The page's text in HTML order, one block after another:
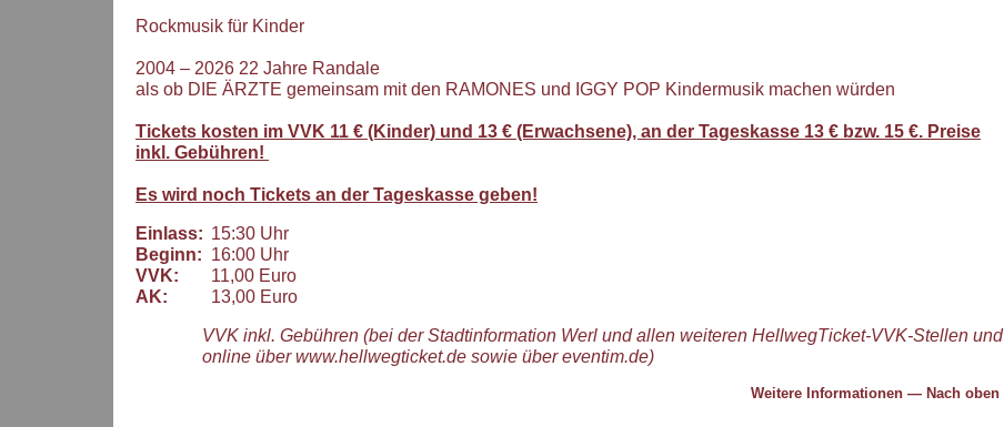
Rockmusik für Kinder
2004 – 2026 22 Jahre Randale
als ob DIE ÄRZTE gemeinsam mit den RAMONES und IGGY POP Kindermusik machen würden
Tickets kosten im VVK 11 € (Kinder) und 13 € (Erwachsene), an der Tageskasse 13 € bzw. 15 €. Preise
inkl. Gebühren!
Es wird noch Tickets an der Tageskasse geben!
Einlass: 15:30 Uhr
Beginn: 16:00 Uhr
VVK:
11,00 Euro
AK:
13,00 Euro
VVK inkl. Gebühren (bei der Stadtinformation Werl und allen weiteren HellwegTicket-VVK-Stellen und
online über www.hellwegticket.de sowie über eventim.de)
Weitere Informationen — Nach oben